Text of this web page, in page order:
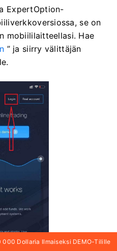
ExpertOption-
se on
mobiililaitteellasi. Hae
” ja siirry välittäjän
000 Dollaria Ilmaiseksi DEMO-Tilille